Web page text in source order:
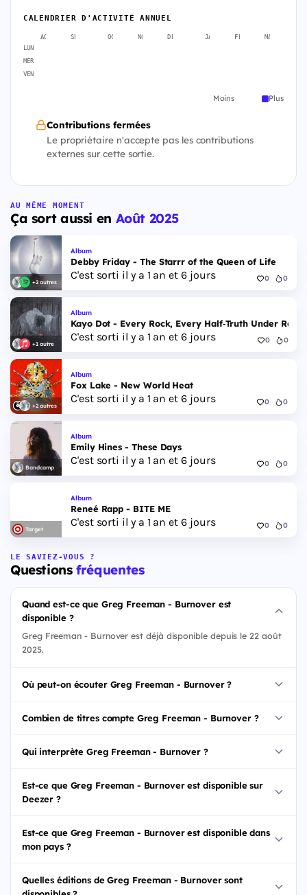
CALENDRIER D'ACTIVITÉ ANNUEL
AOÛT SEPT. OCT. NOV. DÉC. JANV. FÉVR. MARS
LUN
MER
VEN
Moins Plus
Contributions fermées
Le propriétaire n'accepte pas les contributions
externes sur cette sortie.
AU MÊME MOMENT
Ça sort aussi en Août 2025
+2 autres
Album
Debby Friday - The Starrr of the Queen of Life
C'est sorti il y a 1 an et 6 jours 0 0
+1 autre
Album
Kayo Dot - Every Rock, Every Half‐Truth Under
C'est sorti il y a 1 an et 6 jours 0 0
+2 autres
Album
Fox Lake - New World Heat
C'est sorti il y a 1 an et 6 jours 0 0
Bandcamp
Album
Emily Hines - These Days
C'est sorti il y a 1 an et 6 jours 0 0
Target
Album
Reneé Rapp - BITE ME
C'est sorti il y a 1 an et 6 jours 0 0
LE SAVIEZ-VOUS ?
Questionsfréquentes
Quand est-ce que Greg Freeman - Burnover est
disponible ?
Greg Freeman - Burnover est déjà disponible depuis le 22 août
2025.
Où peut-on écouter Greg Freeman - Burnover ?
Combien de titres compte Greg Freeman - Burnover ?
Qui interprète Greg Freeman - Burnover ?
Est-ce que Greg Freeman - Burnover est disponible sur
Deezer ?
Est-ce que Greg Freeman - Burnover est disponible dans
mon pays ?
Quelles éditions de Greg Freeman - Burnover sont